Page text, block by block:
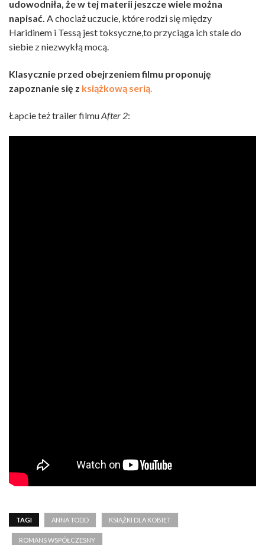
udowodniła, że w tej materii jeszcze wiele można
napisać. A chociaż uczucie, które rodzi się między
Haridinem i Tessą jest toksyczne,to przyciąga ich stale do
siebie z niezwykłą mocą.
Klasycznie przed obejrzeniem filmu proponuję
zapoznanie się z książkową serią.
Łapcie też trailer filmuAfter 2:
TAGI ANNA TODD KSIĄŻKI DLA KOBIET
ROMANS WSPÓŁCZESNY